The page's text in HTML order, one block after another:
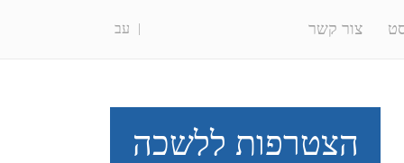
עב צור קשר
הצטרפות ללשכה